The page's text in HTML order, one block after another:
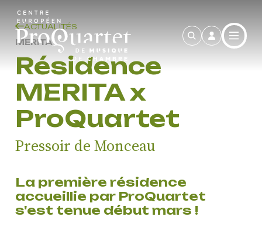
ACTUALITÉS
MERITA
Résidence
MERITA x
ProQuartet
Pressoir de Monceau
La première résidence
accueillie par ProQuartet
s'est tenue début mars !